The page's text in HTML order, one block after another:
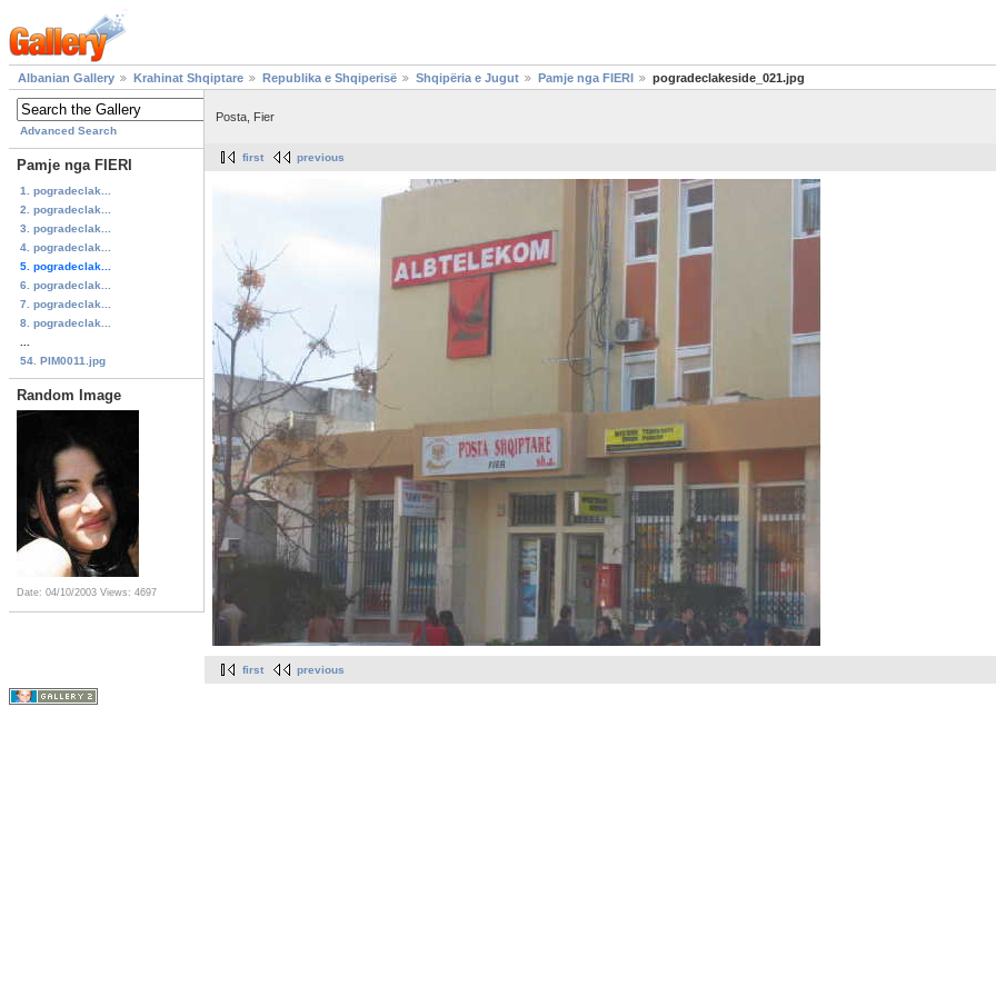
Albanian Gallery Krahinat Shqiptare Republika e Shqiperisë Shqipëria e Jugut Pamje nga FIERI pogradeclakeside_021.jpg
Advanced Search
Pamje nga FIERI
1. pogradeclak...
2. pogradeclak...
3. pogradeclak...
4. pogradeclak...
5. pogradeclak...
6. pogradeclak...
7. pogradeclak...
8. pogradeclak...
54. PIM0011.jpg
Random Image
Date: 04/10/2003 Views: 4697
Posta, Fier
first previous
first previous